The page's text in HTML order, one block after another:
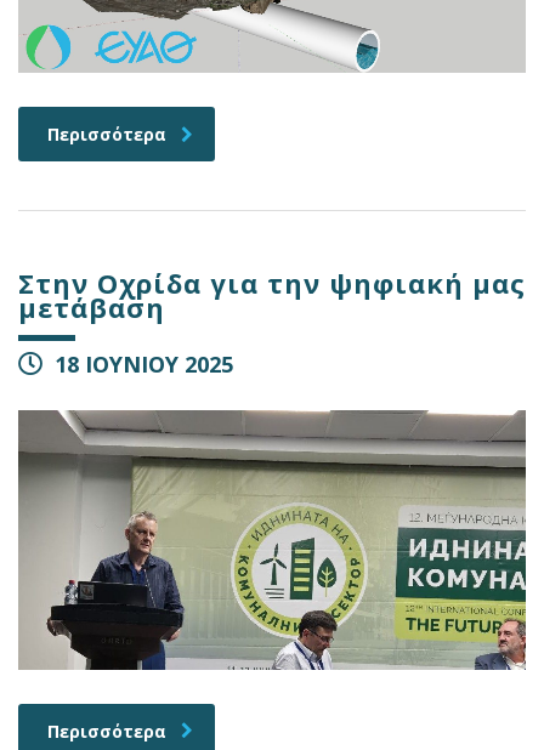
Περισσότερα
Στην Οχρίδα για την ψηφιακή μας
μετάβαση
18 ΙΟΥΝΙΟΥ 2025
Περισσότερα